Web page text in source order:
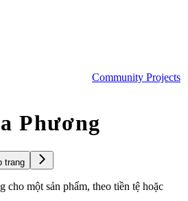
Community Projects
Phương
trang
cho một sản phẩm, theo tiền tệ hoặc